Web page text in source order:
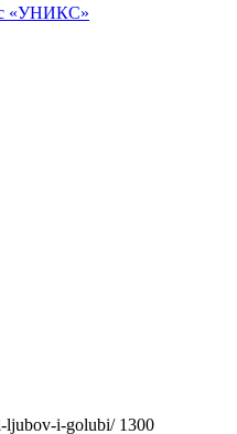
«УНИКС»
ljubov-i-golubi/ 1300